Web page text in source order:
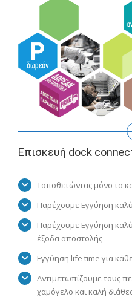
Επισκευή dock
Τοποθετώντας μόνο τα
Παρέχουμε Εγγύηση
Παρέχουμε Εγγύηση
έξοδα αποστολής
Εγγύηση life time για
Αντιμετωπίζουμε τους
χαμόγελο και καλή